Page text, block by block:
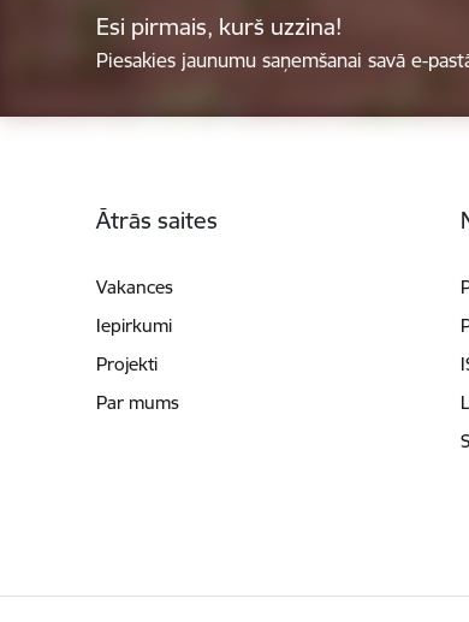
Esi pirmais, kurš uzzina!
Piesakies jaunumu saņemšanai savā e-
Ātrās saites
Vakances
Iepirkumi
Projekti
Par mums